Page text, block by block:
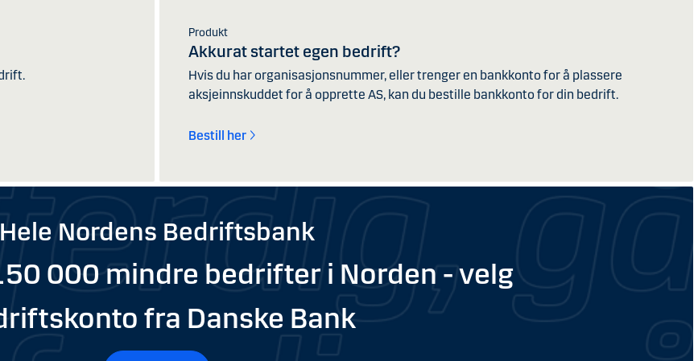
Produkt
Akkurat startet egen bedrift?
Hvis du har organisasjonsnummer, eller trenger en bankkonto for å plassere
aksjeinnskuddet for å opprette AS, kan du bestille bankkonto for din bedrift.
Bestill her
Hele Nordens Bedriftsbank
000 mindre bedrifter i Norden - velg
fra Danske Bank